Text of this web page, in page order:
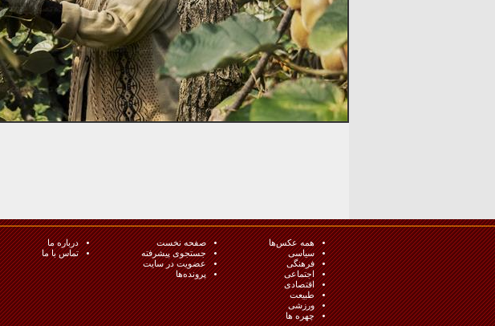
همه عکس‌ها
سیاسی
فرهنگی
اجتماعی
اقتصادی
طبيعت
ورزشی
چهره ها
صفحه نخست
جستجوی پیشرفته
عضویت در سایت
پرونده‌ها
درباره ما
تماس با ما